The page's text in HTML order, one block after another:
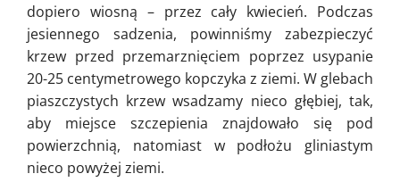
dopiero wiosną – przez cały kwiecień. Podczas
jesiennego sadzenia, powinniśmy zabezpieczyć
krzew przed przemarznięciem poprzez usypanie
20-25 centymetrowego kopczyka z ziemi. W glebach
piaszczystych krzew wsadzamy nieco głębiej, tak,
aby miejsce szczepienia znajdowało się pod
powierzchnią, natomiast w podłożu gliniastym
nieco powyżej ziemi.